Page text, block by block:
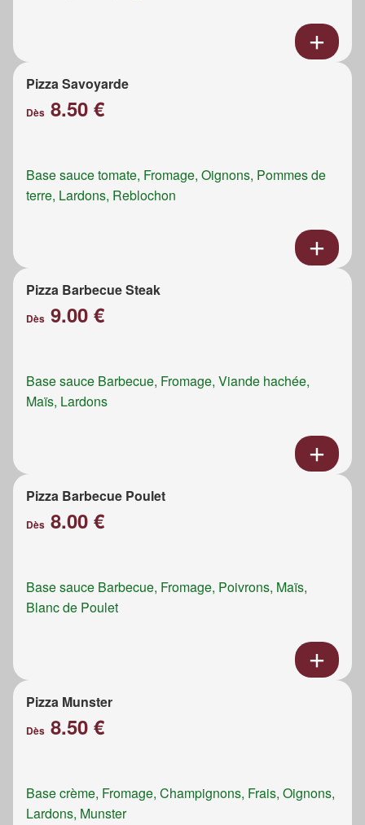
Pizza Savoyarde
Dès 8.50 €
Base sauce tomate, Fromage, Oignons, Pommes de
terre, Lardons, Reblochon
Pizza Barbecue Steak
Dès 9.00 €
Base sauce Barbecue, Fromage, Viande hachée,
Maïs, Lardons
Pizza Barbecue Poulet
Dès 8.00 €
Base sauce Barbecue, Fromage, Poivrons, Maïs,
Blanc de Poulet
Pizza Munster
Dès 8.50 €
Base crème, Fromage, Champignons, Frais, Oignons,
Lardons, Munster